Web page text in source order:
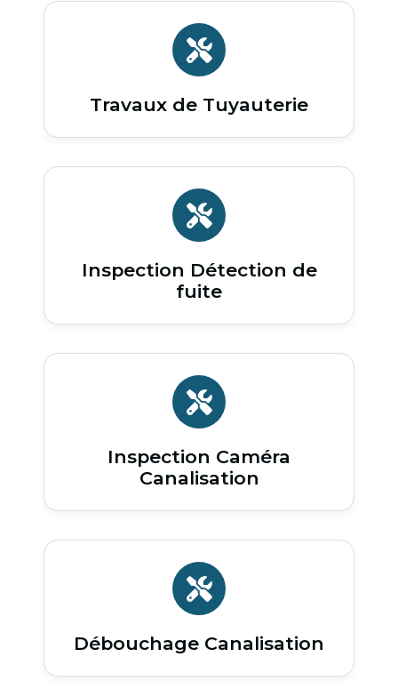
Travaux de Tuyauterie
Inspection Détection de
fuite
Inspection Caméra
Canalisation
Débouchage Canalisation